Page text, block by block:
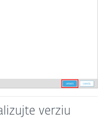
verziu